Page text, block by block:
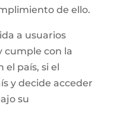
de ello.
a usuarios
cumple con la
el país, si el
y decide acceder
su